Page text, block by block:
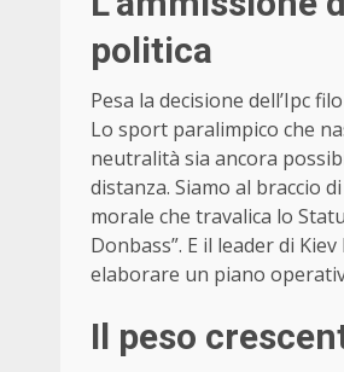
politica
Pesa la decisione dell’Ipc
Lo sport paralimpico che
neutralità sia ancora
distanza. Siamo al braccio
morale che travalica lo
Donbass”. E il leader di
elaborare un piano
Il peso